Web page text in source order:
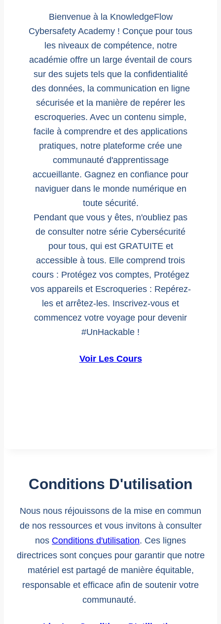
Bienvenue à la KnowledgeFlow
Cybersafety Academy ! Conçue pour tous
les niveaux de compétence, notre
académie offre un large éventail de cours
sur des sujets tels que la confidentialité
des données, la communication en ligne
sécurisée et la manière de repérer les
escroqueries. Avec un contenu simple,
facile à comprendre et des applications
pratiques, notre plateforme crée une
communauté d'apprentissage
accueillante. Gagnez en confiance pour
naviguer dans le monde numérique en
toute sécurité.
Pendant que vous y êtes, n'oubliez pas
de consulter notre série Cybersécurité
pour tous, qui est GRATUITE et
accessible à tous. Elle comprend trois
cours : Protégez vos comptes, Protégez
vos appareils et Escroqueries : Repérez-
les et arrêtez-les. Inscrivez-vous et
commencez votre voyage pour devenir
#UnHackable !
Voir Les Cours
Conditions D'utilisation
Nous nous réjouissons de la mise en commun
de nos ressources et vous invitons à consulter
nos Conditions d'utilisation. Ces lignes
directrices sont conçues pour garantir que notre
matériel est partagé de manière équitable,
responsable et efficace afin de soutenir votre
communauté.